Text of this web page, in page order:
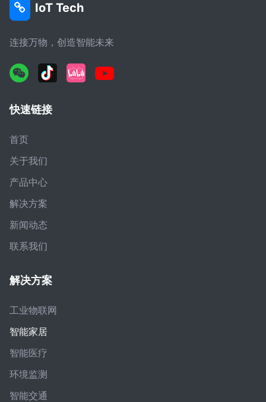
IoT Tech
连接万物，创造智能未来
快速链接
首页
关于我们
产品中心
解决方案
新闻动态
联系我们
解决方案
工业物联网
智能家居
智能医疗
环境监测
智能交通